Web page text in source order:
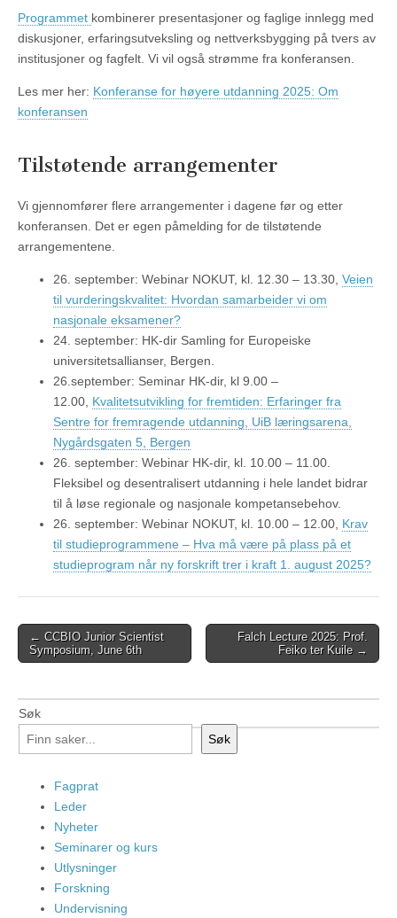
Programmet kombinerer presentasjoner og faglige innlegg med
diskusjoner, erfaringsutveksling og nettverksbygging på tvers av
institusjoner og fagfelt. Vi vil også strømme fra konferansen.
Les mer her: Konferanse for høyere utdanning 2025: Om
konferansen
Tilstøtende arrangementer
Vi gjennomfører flere arrangementer i dagene før og etter
konferansen. Det er egen påmelding for de tilstøtende
arrangementene.
26. september: Webinar NOKUT, kl. 12.30 – 13.30, Veien
til vurderingskvalitet: Hvordan samarbeider vi om
nasjonale eksamener?
24. september: HK-dir Samling for Europeiske
universitetsallianser, Bergen.
26.september: Seminar HK-dir, kl 9.00 –
12.00, Kvalitetsutvikling for fremtiden: Erfaringer fra
Sentre for fremragende utdanning, UiB læringsarena,
Nygårdsgaten 5, Bergen
26. september: Webinar HK-dir, kl. 10.00 – 11.00.
Fleksibel og desentralisert utdanning i hele landet bidrar
til å løse regionale og nasjonale kompetansebehov.
26. september: Webinar NOKUT, kl. 10.00 – 12.00, Krav
til studieprogrammene – Hva må være på plass på et
studieprogram når ny forskrift trer i kraft 1. august 2025?
Post
navigation
← CCBIO Junior Scientist
Symposium, June 6th
Falch Lecture 2025: Prof.
Feiko ter Kuile →
Søk
Søk
Fagprat
Leder
Nyheter
Seminarer og kurs
Utlysninger
Forskning
Undervisning